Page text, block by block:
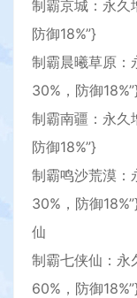
制霸京城：永久
防御18%”}
制霸晨曦草原：
30%，防御
制霸南疆：永久
防御18%”}
制霸鸣沙荒漠：
30%，防御
仙
制霸七侠仙：永
60%，防御